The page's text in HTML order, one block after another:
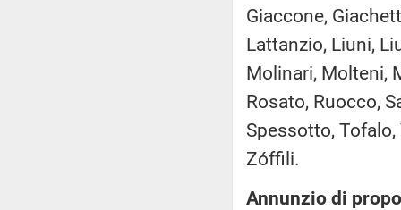
Giaccone,
Lattanzio, Liuni,
Molinari, Molteni,
Rosato, Ruocco,
Spessotto, Tofalo,
Zóffili.
Annunzio di